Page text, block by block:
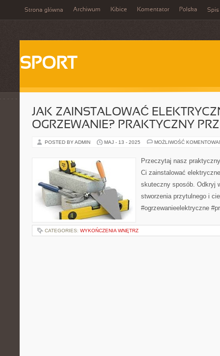
Strona główna Archiwum Kibice Komentator Polska Spis
SPORT
JAK ZAINSTALOWAĆ
OGRZEWANIE? PRAKTYCZNY
POSTED BY ADMIN MAJ - 13 - 2025 MOŻLIWOŚĆ
Przeczytaj nasz
Ci zainstalować
skuteczny sposób. Odkryj
stworzenia przytulnego i
#ogrzewanieelektryczne
CATEGORIES: WYKOŃCZENIA WNĘTRZ